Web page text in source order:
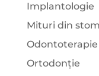
Implantologie
Mituri din
Odontoterapie
Ortodonție